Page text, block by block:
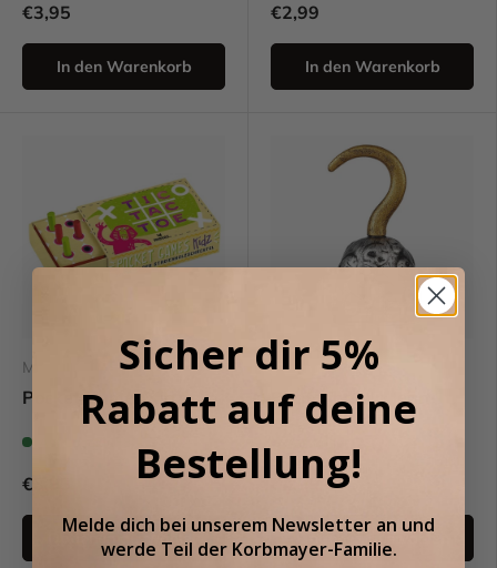
€3,95
In den Warenkorb
€2,99
In den Warenkorb
Moses
Pocket Games Kidz
€3,95
Optionen auswählen
Souza
Piratenhaken Jean
€4,99
Optionen auswählen
Sicher dir 5%
Rabatt auf deine
Bestellung!
Melde dich bei unserem Newsletter an und
werde Teil der Korbmayer-Familie.